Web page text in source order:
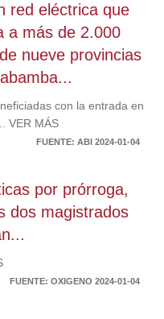
red eléctrica que
a más de 2.000
nueve provincias
con la entrada en
VER MÁS
FUENTE: ABI 2024-01-04
por prórroga,
dos magistrados
FUENTE: OXIGENO 2024-01-04